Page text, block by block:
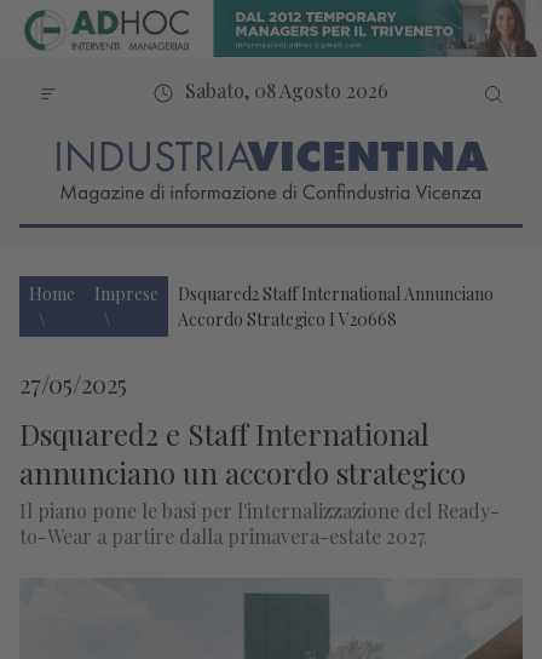
Sabato, 08 Agosto 2026
Home Imprese
Dsquared2 Staff International Annunciano
Accordo Strategico I V20668
27/05/2025
Dsquared2 e Staff International
annunciano un accordo strategico
Il piano pone le basi per l'internalizzazione del Ready-
to-Wear a partire dalla primavera-estate 2027.